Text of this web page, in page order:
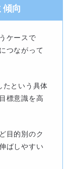
傾向
ケースで
つながって
たという具体
標意識を高
目的別のク
ばしやすい